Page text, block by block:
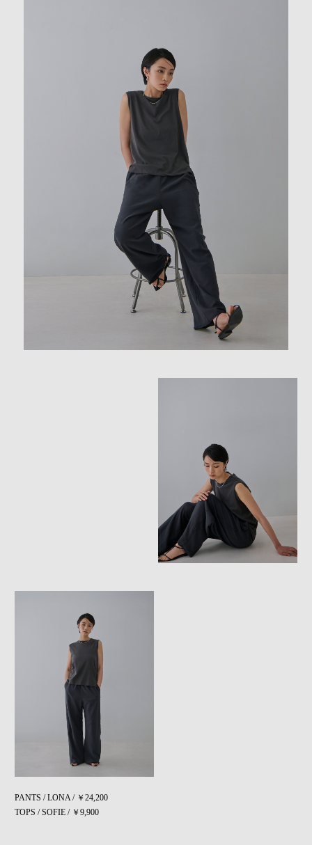
PANTS / LONA / ￥24,200
TOPS / SOFIE / ￥9,900